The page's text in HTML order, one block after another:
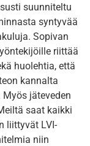
suunniteltu
syntyvää
Sopivan
riittää
huolehtia, että
kannalta
jäteveden
saat kaikki
liittyvät LVI-
niin